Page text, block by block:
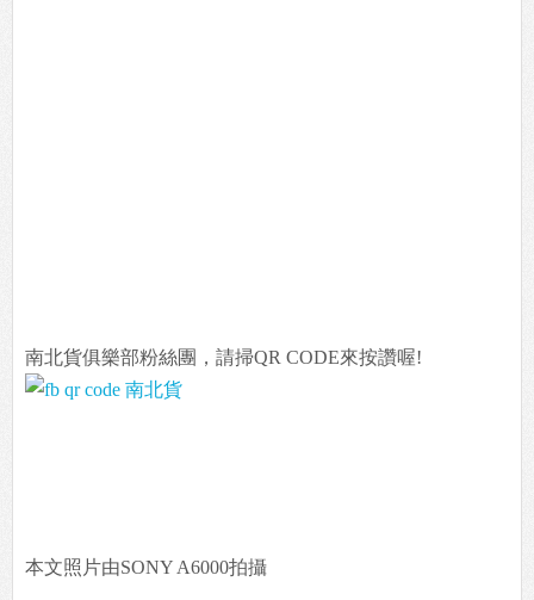
南北貨俱樂部粉絲團，請掃QR CODE來按讚喔!
本文照片由SONY A6000拍攝